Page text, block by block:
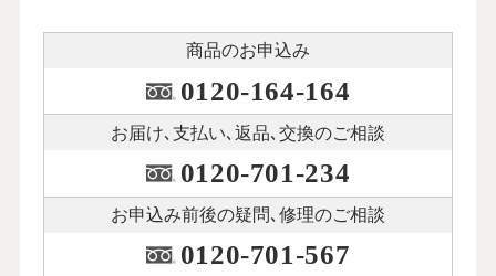
商品のお申込み
0120-164-164
お届け､支払い､ 返品､交換のご相談
0120-701-234
お申込み前後の疑問､修理のご相談
0120-701-567